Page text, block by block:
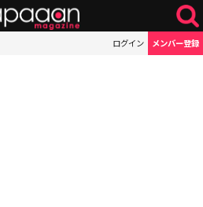
ログイン メンバー登録